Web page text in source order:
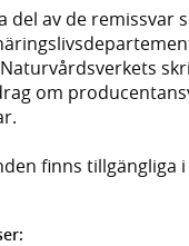
del av de remissvar
om
finns tillgängliga